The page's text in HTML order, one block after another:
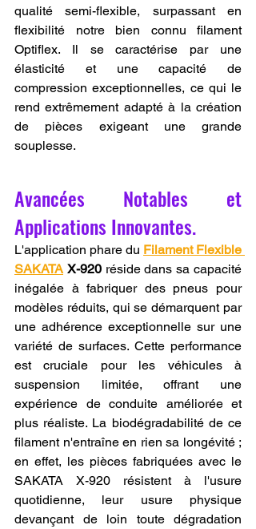
qualité semi-flexible, surpassant en
flexibilité notre bien connu filament
Optiflex. Il se caractérise par une
élasticité et une capacité de
compression exceptionnelles, ce qui le
rend extrêmement adapté à la création
de pièces exigeant une grande
souplesse.
Avancées Notables et
Applications Innovantes.
L'application phare du Filament Flexible
SAKATA X-920 réside dans sa capacité
inégalée à fabriquer des pneus pour
modèles réduits, qui se démarquent par
une adhérence exceptionnelle sur une
variété de surfaces. Cette performance
est cruciale pour les véhicules à
suspension limitée, offrant une
expérience de conduite améliorée et
plus réaliste. La biodégradabilité de ce
filament n'entraîne en rien sa longévité ;
en effet, les pièces fabriquées avec le
SAKATA X-920 résistent à l'usure
quotidienne, leur usure physique
devançant de loin toute dégradation